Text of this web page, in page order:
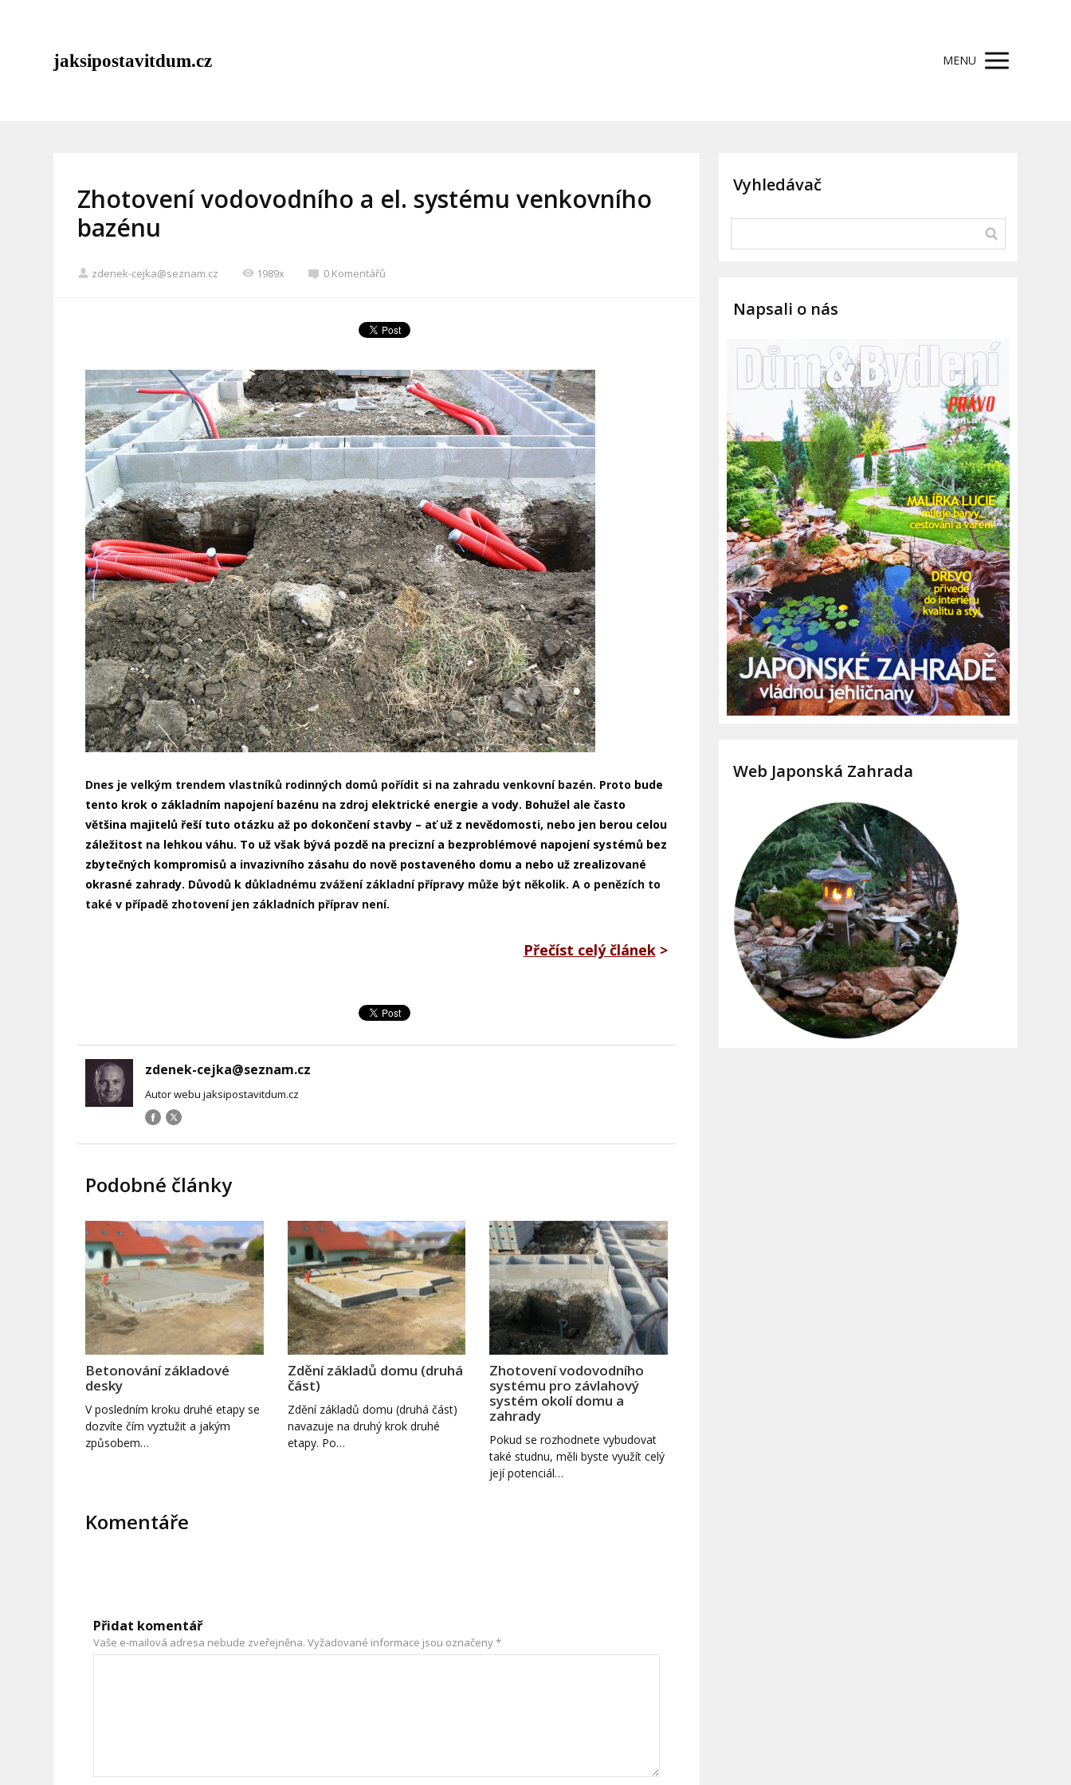
jaksipostavitdum.cz MENU
Zhotovení vodovodního a el. systému venkovního
bazénu
zdenek-cejka@seznam.cz 1989x 0 Komentářů
Dnes je velkým trendem vlastníků rodinných domů pořídit si na zahradu venkovní bazén. Proto bude
tento krok o základním napojení bazénu na zdroj elektrické energie a vody. Bohužel ale často
většina majitelů řeší tuto otázku až po dokončení stavby – ať už z nevědomosti, nebo jen berou celou
záležitost na lehkou váhu. To už však bývá pozdě na precizní a bezproblémové napojení systémů bez
zbytečných kompromisů a invazivního zásahu do nově postaveného domu a nebo už zrealizované
okrasné zahrady. Důvodů k důkladnému zvážení základní přípravy může být několik. A o penězích to
také v případě zhotovení jen základních příprav není.
Přečíst celý článek>
zdenek-cejka@seznam.cz
Autor webu jaksipostavitdum.cz
Podobné články
Betonování základové
desky
V posledním kroku druhé etapy se
dozvíte čím vyztužit a jakým
způsobem…
Zdění základů domu (druhá
část)
Zdění základů domu (druhá část)
navazuje na druhý krok druhé
etapy. Po…
Zhotovení vodovodního
systému pro závlahový
systém okolí domu a
zahrady
Pokud se rozhodnete vybudovat
také studnu, měli byste využít celý
její potenciál…
Komentáře
Přidat komentář
Vaše e-mailová adresa nebude zveřejněna. Vyžadované informace jsou označeny*
Vyhledávač
Napsali o nás
Web Japonská Zahrada